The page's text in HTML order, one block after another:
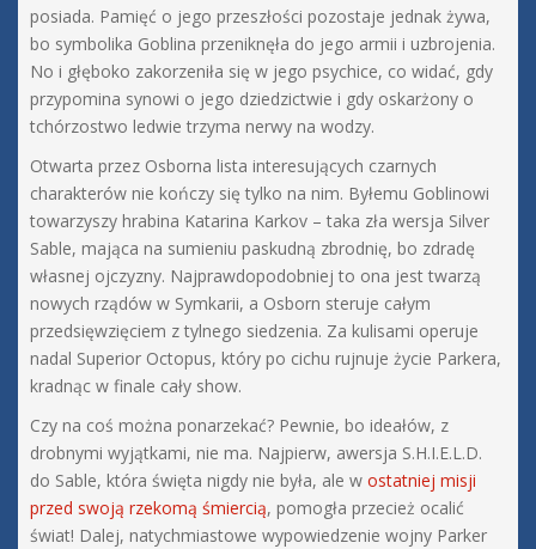
posiada. Pamięć o jego przeszłości pozostaje jednak żywa,
bo symbolika Goblina przeniknęła do jego armii i uzbrojenia.
No i głęboko zakorzeniła się w jego psychice, co widać, gdy
przypomina synowi o jego dziedzictwie i gdy oskarżony o
tchórzostwo ledwie trzyma nerwy na wodzy.
Otwarta przez Osborna lista interesujących czarnych
charakterów nie kończy się tylko na nim. Byłemu Goblinowi
towarzyszy hrabina Katarina Karkov – taka zła wersja Silver
Sable, mająca na sumieniu paskudną zbrodnię, bo zdradę
własnej ojczyzny. Najprawdopodobniej to ona jest twarzą
nowych rządów w Symkarii, a Osborn steruje całym
przedsięwzięciem z tylnego siedzenia. Za kulisami operuje
nadal Superior Octopus, który po cichu rujnuje życie Parkera,
kradnąc w finale cały show.
Czy na coś można ponarzekać? Pewnie, bo ideałów, z
drobnymi wyjątkami, nie ma. Najpierw, awersja S.H.I.E.L.D.
do Sable, która święta nigdy nie była, ale w ostatniej misji
przed swoją rzekomą śmiercią, pomogła przecież ocalić
świat! Dalej, natychmiastowe wypowiedzenie wojny Parker